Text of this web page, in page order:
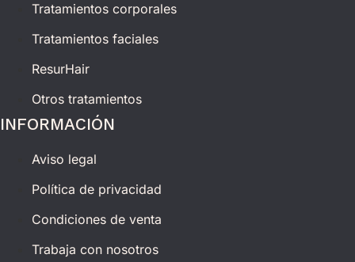
Tratamientos corporales
Tratamientos faciales
ResurHair
Otros tratamientos
INFORMACIÓN
Aviso legal
Política de privacidad
Condiciones de venta
Trabaja con nosotros